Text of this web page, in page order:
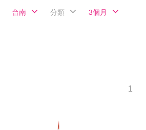
台南 分類 3個月
1